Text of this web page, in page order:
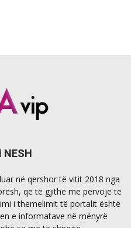
NESH
në qershor të vitit 2018 nga
që të gjithë me përvojë të
i themelimit të portalit është
e informatave në mënyrë